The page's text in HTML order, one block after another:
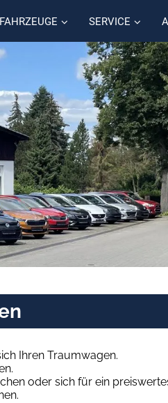
FAHRZEUGE SERVICE
Ihren Traumwagen.
oder sich für ein